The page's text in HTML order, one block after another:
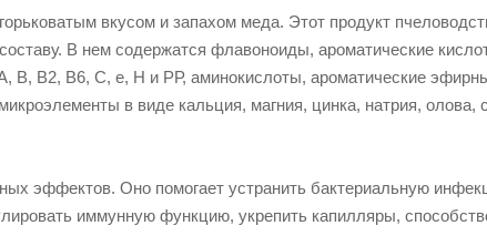
вкусом и запахом меда. Этот продукт
В нем содержатся флавоноиды, ароматические
В, В2, В6, С, е, Н и РР, аминокислоты, ароматические
в виде кальция, магния, цинка, натрия, олова,
эффектов. Оно помогает устранить бактериальную
иммунную функцию, укрепить капилляры,